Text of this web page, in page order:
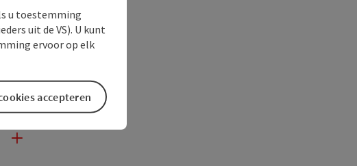
u toestemming
uit de VS). U kunt
ervoor op elk
accepteren